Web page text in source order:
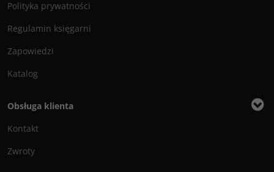
Polityka prywatności
Regulamin księgarni
Zapowiedzi
Katalog
Obsługa klienta
Kontakt
Zwroty